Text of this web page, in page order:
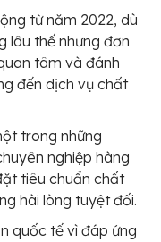
từ năm 2022, dù
lâu thế nhưng đơn
tâm và đánh
đến dịch vụ chất
trong những
nghiệp hàng
tiêu chuẩn chất
hài lòng tuyệt đối.
quốc tế vì đáp ứng